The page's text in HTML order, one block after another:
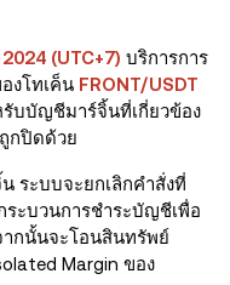
(UTC+7) บริการการ
งโทเค็น FRONT/USDT
บบัญชีมาร์จิ้นที่เกี่ยวข้อง
กปิดด้วย
ระบบจะยกเลิกคำสั่งที่
ระบวนการชำระบัญชีเพื่อ
ากนั้นจะโอนสินทรัพย์
Margin ของ